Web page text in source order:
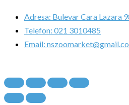
Adresa: Bulevar Cara Lazara
Telefon: 021 3010485
Email: